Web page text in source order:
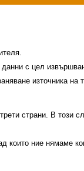
с цел
източника
страни. В този
които ние нямаме